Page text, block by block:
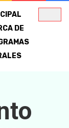
DE
y emoción